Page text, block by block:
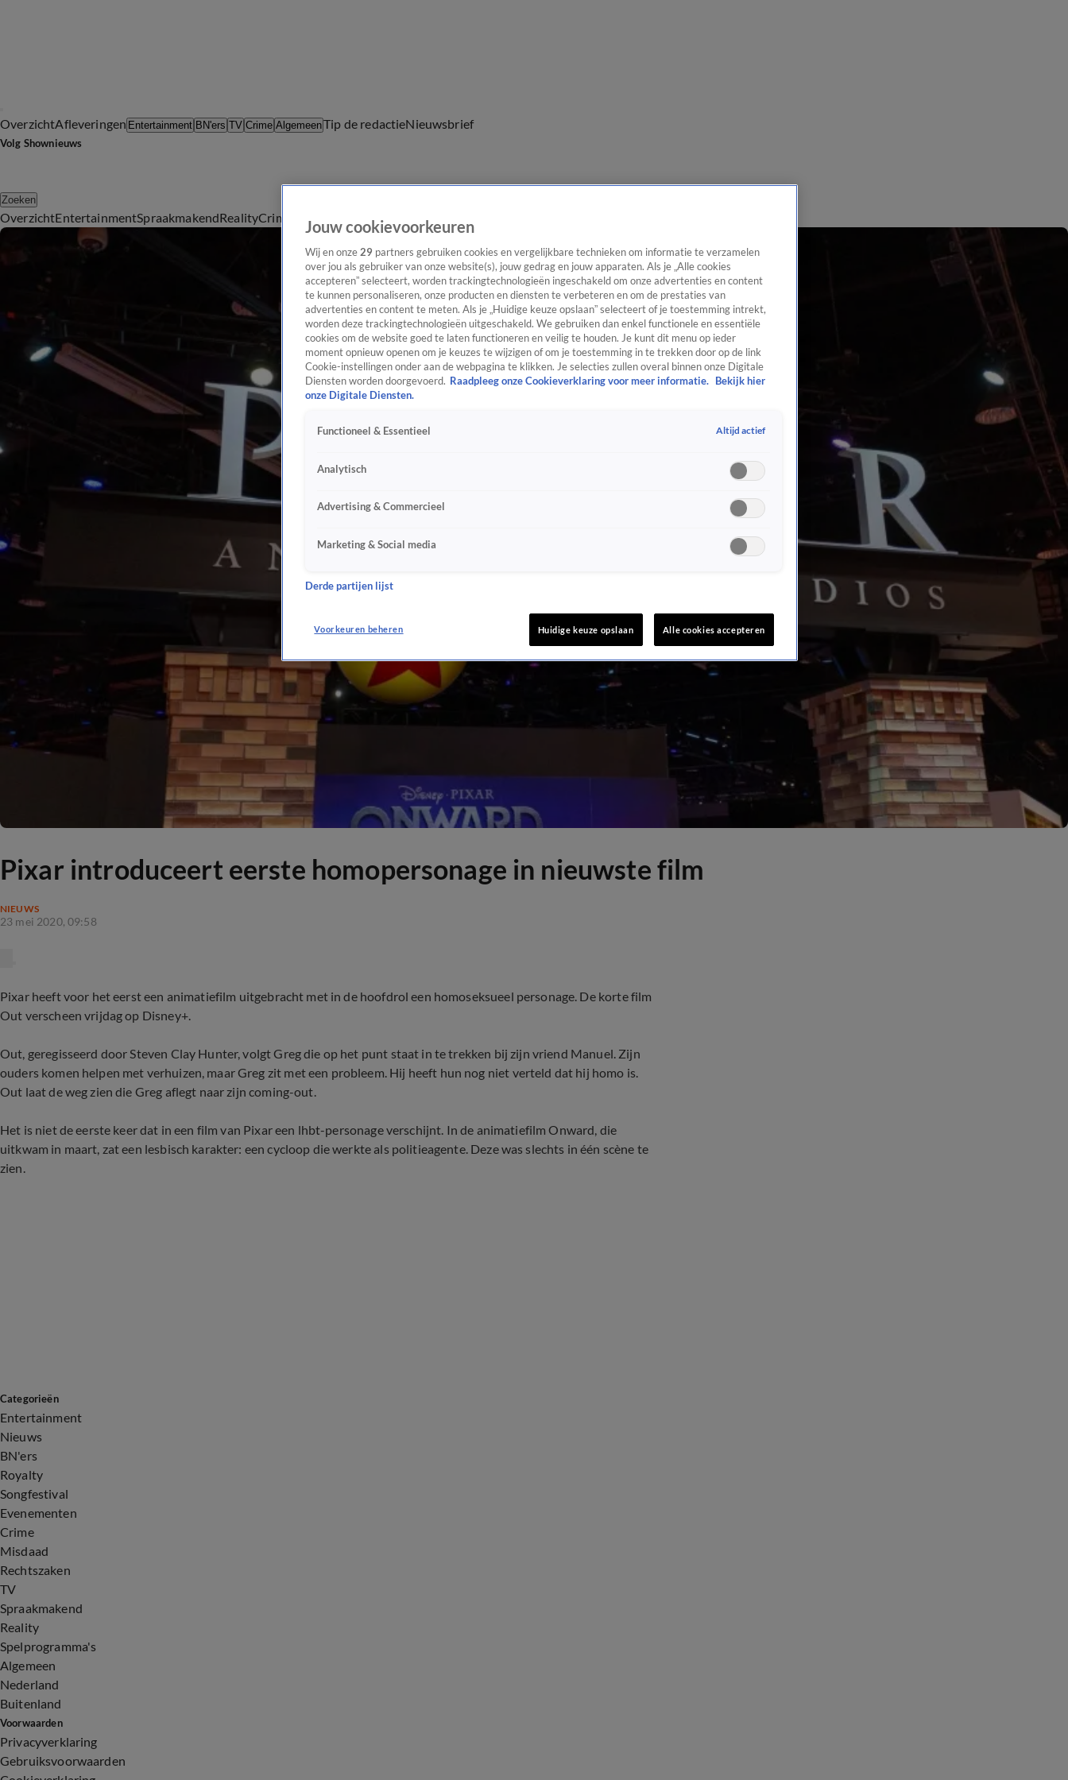
OverzichtAfleveringen Entertainment BN'ers TV Crime AlgemeenTip de redactieNieuwsbrief
Volg Shownieuws
Zoeken
OverzichtEntertainmentSpraakmakendRealityCrime Video's Afleveringen
Pixar introduceert eerste homopersonage in nieuwste film
NIEUWS
23 mei 2020, 09:58
Pixar heeft voor het eerst een animatiefilm uitgebracht met in de hoofdrol een homoseksueel personage. De korte film
Out verscheen vrijdag op Disney+.
Out, geregisseerd door Steven Clay Hunter, volgt Greg die op het punt staat in te trekken bij zijn vriend Manuel. Zijn
ouders komen helpen met verhuizen, maar Greg zit met een probleem. Hij heeft hun nog niet verteld dat hij homo is.
Out laat de weg zien die Greg aflegt naar zijn coming-out.
Het is niet de eerste keer dat in een film van Pixar een lhbt-personage verschijnt. In de animatiefilm Onward, die
uitkwam in maart, zat een lesbisch karakter: een cycloop die werkte als politieagente. Deze was slechts in één scène te
zien.
Categorieën
Entertainment
Nieuws
BN'ers
Royalty
Songfestival
Evenementen
Crime
Misdaad
Rechtszaken
TV
Spraakmakend
Reality
Spelprogramma's
Algemeen
Nederland
Buitenland
Voorwaarden
Privacyverklaring
Gebruiksvoorwaarden
Jouw cookievoorkeuren
Wij en onze 29 partners gebruiken cookies en vergelijkbare technieken om informatie te verzamelen
over jou als gebruiker van onze website(s), jouw gedrag en jouw apparaten. Als je „Alle cookies
accepteren” selecteert, worden trackingtechnologieën ingeschakeld om onze advertenties en content
te kunnen personaliseren, onze producten en diensten te verbeteren en om de prestaties van
advertenties en content te meten. Als je „Huidige keuze opslaan” selecteert of je toestemming intrekt,
worden deze trackingtechnologieën uitgeschakeld. We gebruiken dan enkel functionele en essentiële
cookies om de website goed te laten functioneren en veilig te houden. Je kunt dit menu op ieder
moment opnieuw openen om je keuzes te wijzigen of om je toestemming in te trekken door op de link
Cookie-instellingen onder aan de webpagina te klikken. Je selecties zullen overal binnen onze Digitale
Diensten worden doorgevoerd. Raadpleeg onze Cookieverklaring voor meer informatie.
Bekijk hier
onze Digitale Diensten.
Functioneel & Essentieel Altijd actief
Analytisch
Advertising & Commercieel
Marketing & Social media
Derde partijen lijst
Voorkeuren beheren Huidige keuze opslaan Alle cookies accepteren